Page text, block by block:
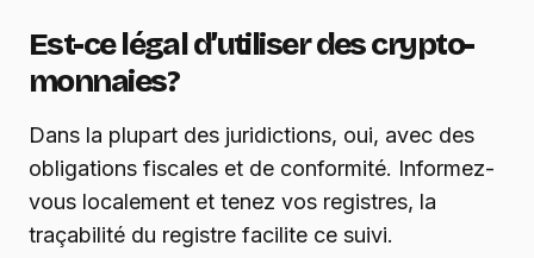
Est-ce légal d’utiliser des crypto-
monnaies?
Dans la plupart des juridictions, oui, avec des
obligations fiscales et de conformité. Informez-
vous localement et tenez vos registres, la
traçabilité du registre facilite ce suivi.